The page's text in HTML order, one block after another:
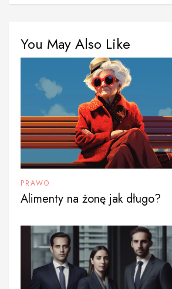
You May Also Like
PRAWO
Alimenty na żonę jak długo?